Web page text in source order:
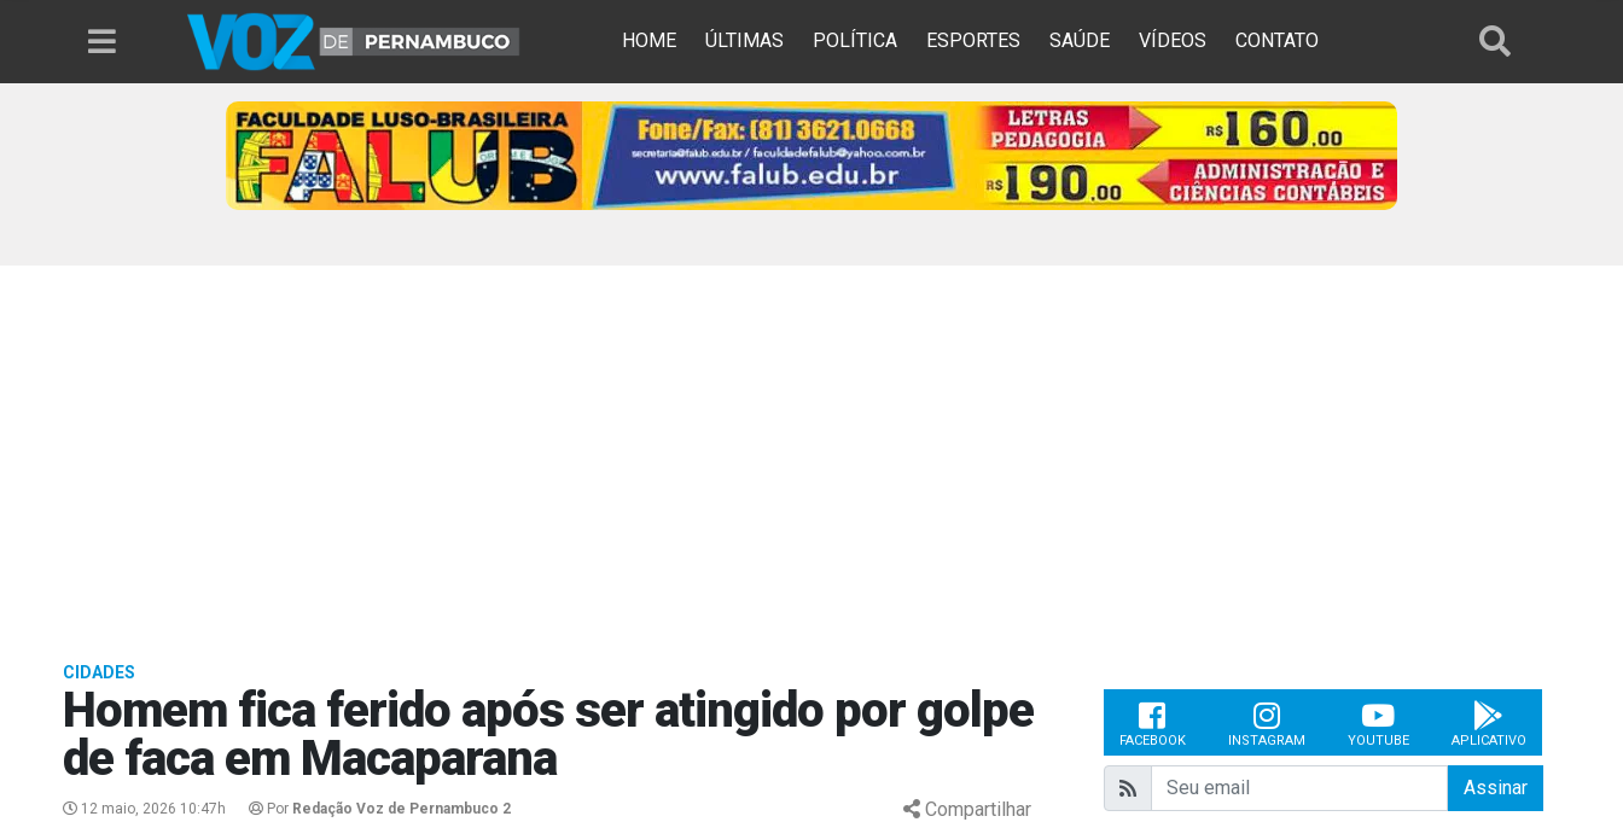
HOME ÚLTIMAS POLÍTICA ESPORTES SAÚDE VÍDEOS CONTATO
CIDADES
Homem fica ferido após ser atingido por golpe
de faca em Macaparana
12 maio, 2026 10:47h Por Redação Voz de Pernambuco 2 Compartilhar
FACEBOOK INSTAGRAM YOUTUBE APLICATIVO
Assinar